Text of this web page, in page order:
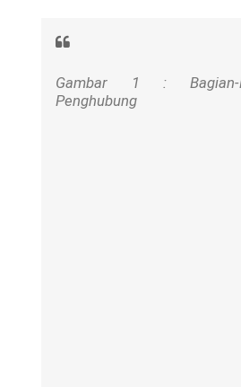
Gambar 1 : Bagian-
Penghubung